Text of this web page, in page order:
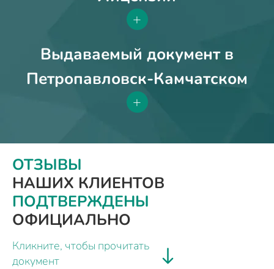
+
Выдаваемый документ в
Петропавловск-Камчатском
+
ОТЗЫВЫ
НАШИХ КЛИЕНТОВ
ПОДТВЕРЖДЕНЫ
ОФИЦИАЛЬНО
Кликните, чтобы прочитать
документ